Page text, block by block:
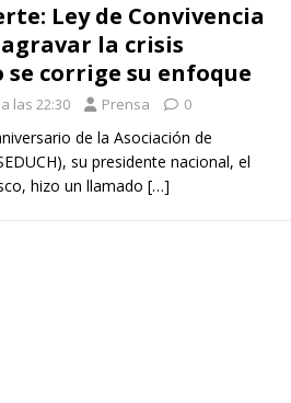
Ley de Convivencia
la crisis
se corrige su enfoque
las 22:30 Prensa 0
de la Asociación de
su presidente nacional, el
hizo un llamado […]